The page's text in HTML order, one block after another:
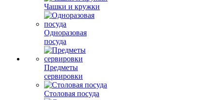
Чашки и кружки
Одноразовая
посуда
Предметы
сервировки
Столовая посуда